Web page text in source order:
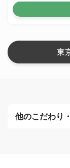
東
他のこだわり